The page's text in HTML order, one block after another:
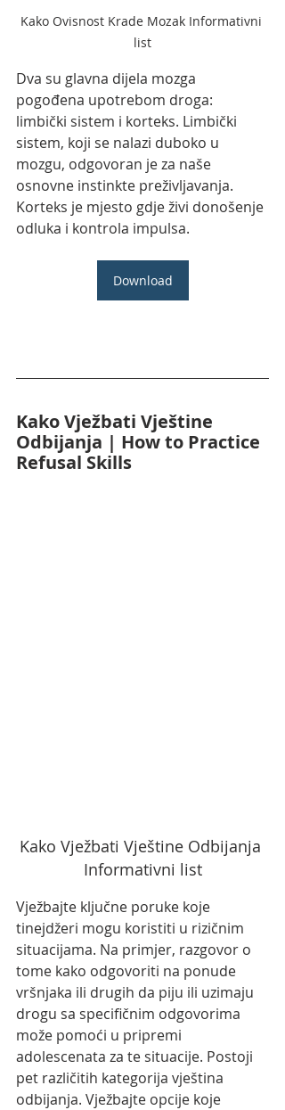
Kako Ovisnost Krade Mozak Informativni
list
Dva su glavna dijela mozga
pogođena upotrebom droga:
limbički sistem i korteks. Limbički
sistem, koji se nalazi duboko u
mozgu, odgovoran je za naše
osnovne instinkte preživljavanja.
Korteks je mjesto gdje živi donošenje
odluka i kontrola impulsa.
Download
Kako Vježbati Vještine
Odbijanja | How to Practice
Refusal Skills
Kako Vježbati Vještine Odbijanja
Informativni list
Vježbajte ključne poruke koje
tinejdžeri mogu koristiti u rizičnim
situacijama. Na primjer, razgovor o
tome kako odgovoriti na ponude
vršnjaka ili drugih da piju ili uzimaju
drogu sa specifičnim odgovorima
može pomoći u pripremi
adolescenata za te situacije. Postoji
pet različitih kategorija vještina
odbijanja. Vježbajte opcije koje